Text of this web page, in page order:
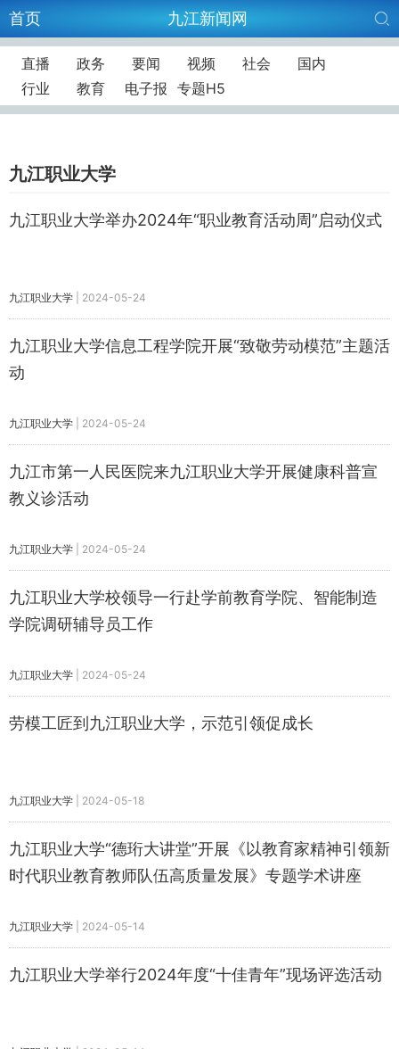
首页 九江新闻网
直播 政务 要闻 视频 社会
国内
行业
教育 电子报 专题H5
九江职业大学
九江职业大学举办2024年“职业教育活动周”启动仪式
九江职业大学 2024-05-24
九江职业大学信息工程学院开展“致敬劳动模范”主题活
动
九江职业大学 2024-05-24
九江市第一人民医院来九江职业大学开展健康科普宣
教义诊活动
九江职业大学 2024-05-24
九江职业大学校领导一行赴学前教育学院、智能制造
学院调研辅导员工作
九江职业大学 2024-05-24
劳模工匠到九江职业大学，示范引领促成长
九江职业大学 2024-05-18
九江职业大学“德珩大讲堂”开展《以教育家精神引领新
时代职业教育教师队伍高质量发展》专题学术讲座
九江职业大学 2024-05-14
九江职业大学举行2024年度“十佳青年”现场评选活动